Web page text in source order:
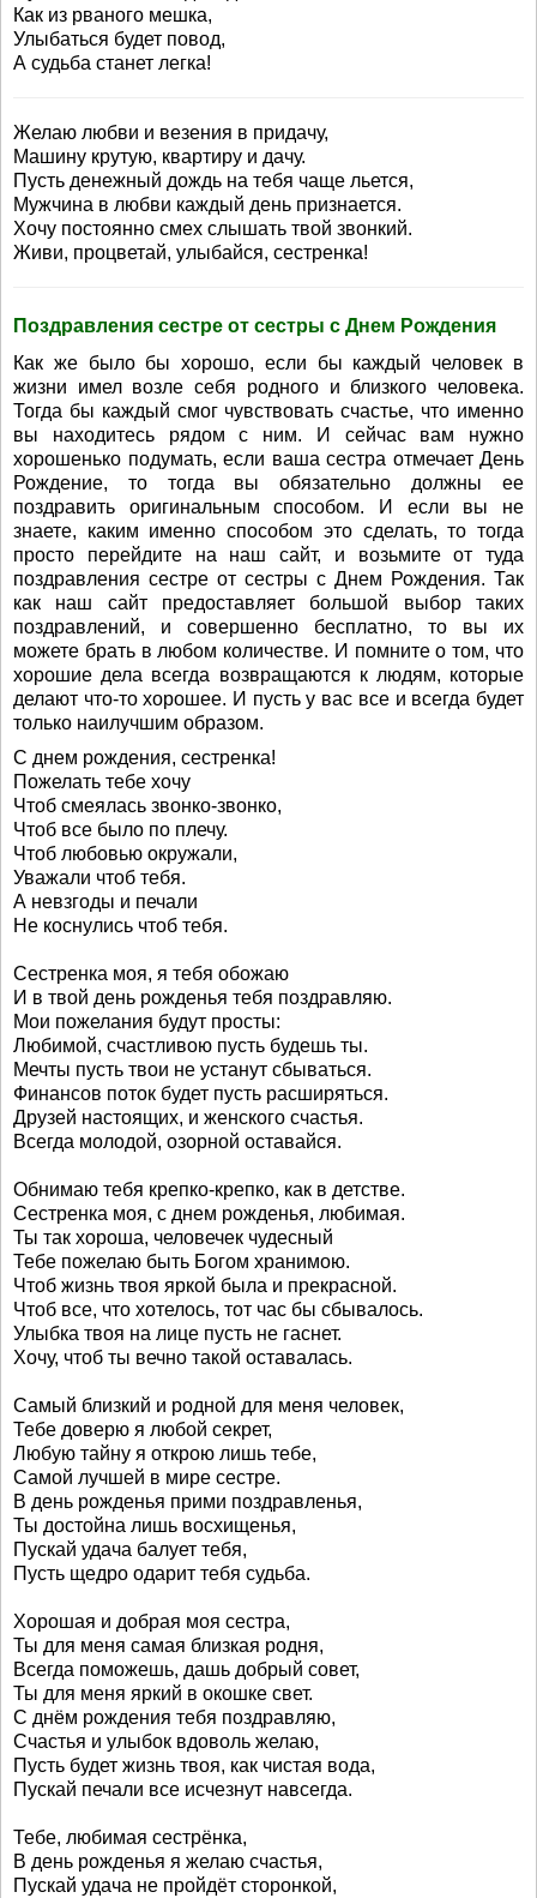
Как из рваного мешка,
Улыбаться будет повод,
А судьба станет легка!
Желаю любви и везения в придачу,
Машину крутую, квартиру и дачу.
Пусть денежный дождь на тебя чаще льется,
Мужчина в любви каждый день признается.
Хочу постоянно смех слышать твой звонкий.
Живи, процветай, улыбайся, сестренка!
Поздравления сестре от сестры с Днем Рождения
Как же было бы хорошо, если бы каждый человек в
жизни имел возле себя родного и близкого человека.
Тогда бы каждый смог чувствовать счастье, что именно
вы находитесь рядом с ним. И сейчас вам нужно
хорошенько подумать, если ваша сестра отмечает День
Рождение, то тогда вы обязательно должны ее
поздравить оригинальным способом. И если вы не
знаете, каким именно способом это сделать, то тогда
просто перейдите на наш сайт, и возьмите от туда
поздравления сестре от сестры с Днем Рождения. Так
как наш сайт предоставляет большой выбор таких
поздравлений, и совершенно бесплатно, то вы их
можете брать в любом количестве. И помните о том, что
хорошие дела всегда возвращаются к людям, которые
делают что-то хорошее. И пусть у вас все и всегда будет
только наилучшим образом.
С днем рождения, сестренка!
Пожелать тебе хочу
Чтоб смеялась звонко-звонко,
Чтоб все было по плечу.
Чтоб любовью окружали,
Уважали чтоб тебя.
А невзгоды и печали
Не коснулись чтоб тебя.
Сестренка моя, я тебя обожаю
И в твой день рожденья тебя поздравляю.
Мои пожелания будут просты:
Любимой, счастливою пусть будешь ты.
Мечты пусть твои не устанут сбываться.
Финансов поток будет пусть расширяться.
Друзей настоящих, и женского счастья.
Всегда молодой, озорной оставайся.
Обнимаю тебя крепко-крепко, как в детстве.
Сестренка моя, с днем рожденья, любимая.
Ты так хороша, человечек чудесный
Тебе пожелаю быть Богом хранимою.
Чтоб жизнь твоя яркой была и прекрасной.
Чтоб все, что хотелось, тот час бы сбывалось.
Улыбка твоя на лице пусть не гаснет.
Хочу, чтоб ты вечно такой оставалась.
Самый близкий и родной для меня человек,
Тебе доверю я любой секрет,
Любую тайну я открою лишь тебе,
Самой лучшей в мире сестре.
В день рожденья прими поздравленья,
Ты достойна лишь восхищенья,
Пускай удача балует тебя,
Пусть щедро одарит тебя судьба.
Хорошая и добрая моя сестра,
Ты для меня самая близкая родня,
Всегда поможешь, дашь добрый совет,
Ты для меня яркий в окошке свет.
С днём рождения тебя поздравляю,
Счастья и улыбок вдоволь желаю,
Пусть будет жизнь твоя, как чистая вода,
Пускай печали все исчезнут навсегда.
Тебе, любимая сестрёнка,
В день рожденья я желаю счастья,
Пускай удача не пройдёт сторонкой,